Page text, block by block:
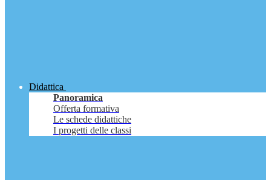
Didattica
Panoramica
Offerta formativa
Le schede didattiche
I progetti delle classi